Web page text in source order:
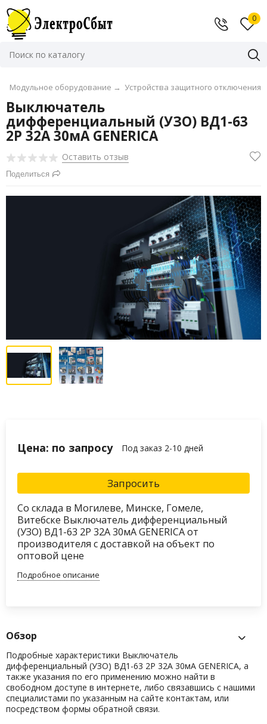
0
Модульное оборудование → Устройства защитного отключения
Выключатель
дифференциальный (УЗО) ВД1-63
2Р 32А 30мА GENERICA
Оставить отзыв
Поделиться
Цена: по запросу Под заказ 2-10 дней
Запросить
Со склада в Могилеве, Минске, Гомеле,
Витебске Выключатель дифференциальный
(УЗО) ВД1-63 2Р 32А 30мА GENERICA от
производителя с доставкой на объект по
оптовой цене
Подробное описание
Обзор
Подробные характеристики Выключатель
дифференциальный (УЗО) ВД1-63 2Р 32А 30мА GENERICA, а
также указания по его применению можно найти в
свободном доступе в интернете, либо связавшись с нашими
специалистами по указанным на сайте контактам, или
посредством формы обратной связи.